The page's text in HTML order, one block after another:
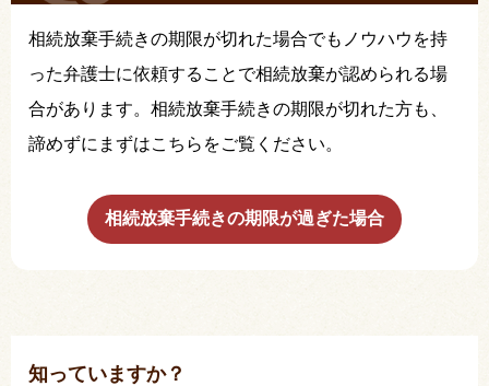
相続放棄手続きの期限が切れた場合でもノウハウを持
った弁護士に依頼することで相続放棄が認められる場
合があります。相続放棄手続きの期限が切れた方も、
諦めずにまずはこちらをご覧ください。
相続放棄手続きの期限が過ぎた場合
知っていますか？